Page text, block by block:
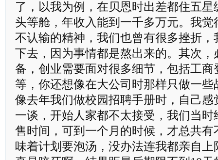
了，以我为例，在贝恩时出差都住五
头等舱，年收入能到一千多万元。我
不认输的精神，我们也曾有很多挫折
下去，因为事情都是熬出来的。其次
备，创业需要面对很多细节，包括工
等，你还想像在大公司时那样只做一
像去年我们做校园招聘手册时，自己
一谈，开始人家都不太接受，我们当
售时间，可到一个月的时候，才总共有
味着计划要泡汤，没办法连我都亲自